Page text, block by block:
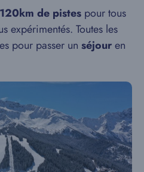
120km de pistes pour tous
expérimentés. Toutes les
pour passer un séjouren